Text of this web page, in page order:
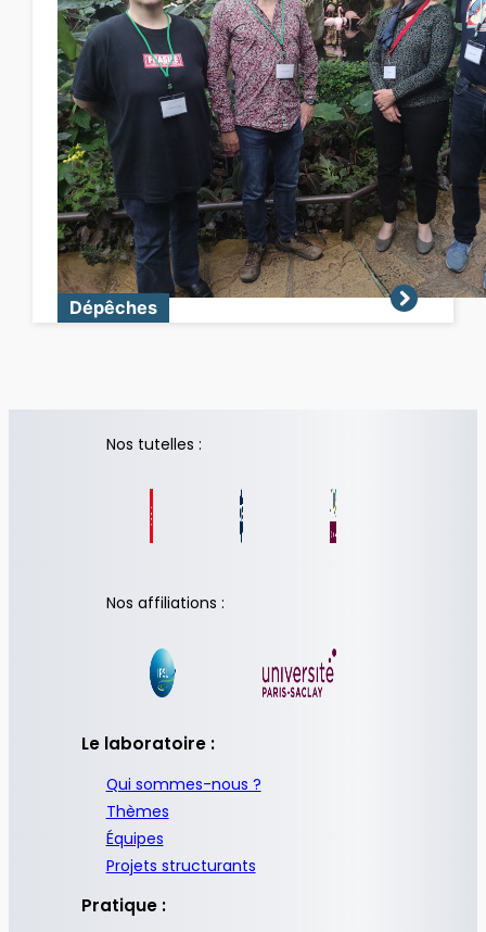
Dépêches
Nos tutelles :
Nos affiliations :
Le laboratoire :
Qui sommes-nous ?
Thèmes
Équipes
Projets structurants
Pratique :